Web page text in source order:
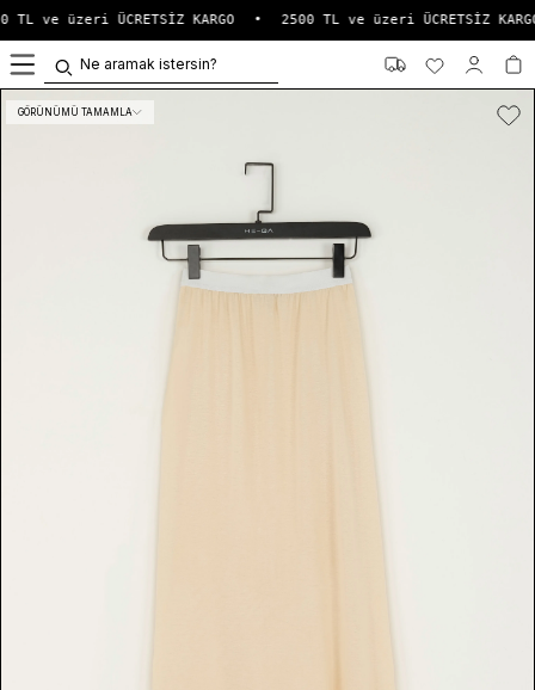
TL ve üzeri ÜCRETSİZ KARGO • 2500 TL ve üzeri ÜCRETSİZ KARGO
GÖRÜNÜMÜ TAMAMLA